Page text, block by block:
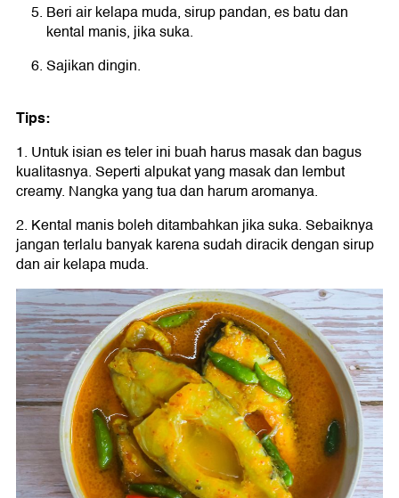
Beri air kelapa muda, sirup pandan, es batu dan
kental manis, jika suka.
Sajikan dingin.
Tips:
1. Untuk isian es teler ini buah harus masak dan bagus
kualitasnya. Seperti alpukat yang masak dan lembut
creamy. Nangka yang tua dan harum aromanya.
2. Kental manis boleh ditambahkan jika suka. Sebaiknya
jangan terlalu banyak karena sudah diracik dengan sirup
dan air kelapa muda.